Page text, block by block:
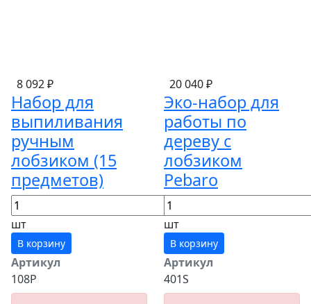
8 092 ₽
Набор для
выпиливания
ручным
лобзиком (15
предметов)
шт
В корзину
Артикул
108Р
20 040 ₽
Эко-набор для
работы по
дереву с
лобзиком
Pebaro
шт
В корзину
Артикул
401S